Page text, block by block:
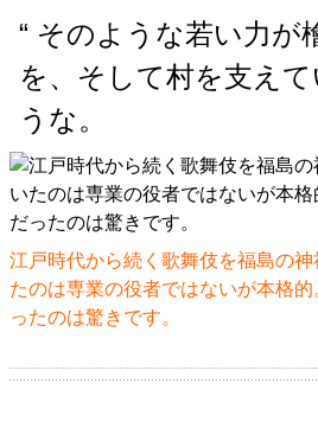
“ そのような若い力が
を、そして村を支え
うな。
江戸時代から続く歌舞伎を福島の
たのは専業の役者ではないが本格
ったのは驚きです。